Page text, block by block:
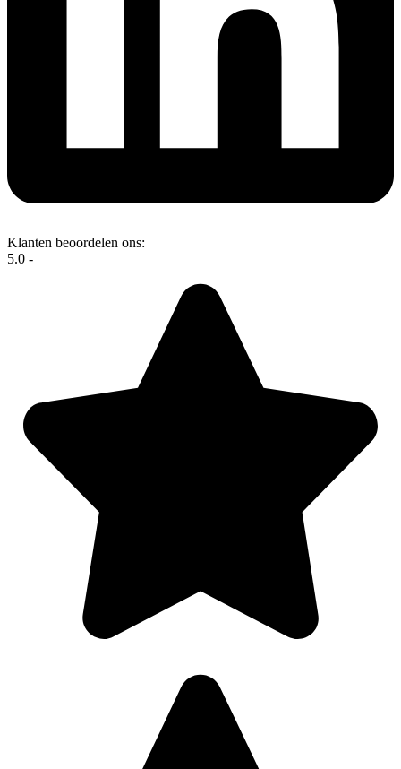
Klanten beoordelen ons:
5.0 -